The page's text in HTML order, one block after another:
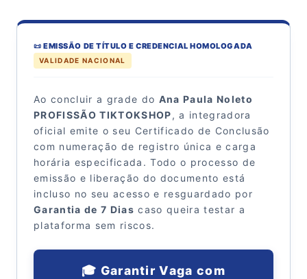
📜 EMISSÃO DE TÍTULO E CREDENCIAL HOMOLOGADA
VALIDADE NACIONAL
Ao concluir a grade do Ana Paula Noleto
PROFISSÃO TIKTOKSHOP, a integradora
oficial emite o seu Certificado de Conclusão
com numeração de registro única e carga
horária especificada. Todo o processo de
emissão e liberação do documento está
incluso no seu acesso e resguardado por
Garantia de 7 Dias caso queira testar a
plataforma sem riscos.
🎓 Garantir Vaga com